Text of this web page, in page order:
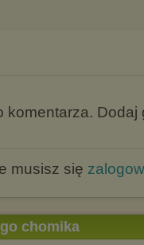
komentarza. Dodaj
musisz się
chomika